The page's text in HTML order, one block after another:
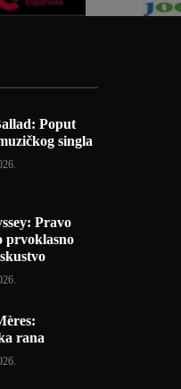
Poput
singla
Pravo
prvoklasno
rana